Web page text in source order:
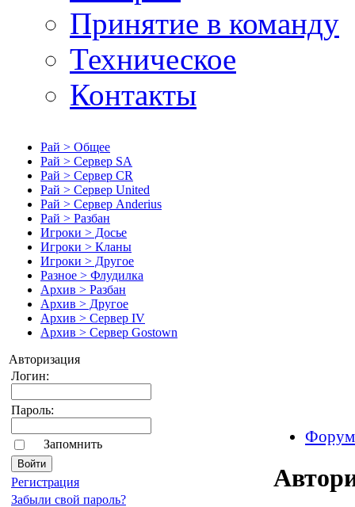
Принятие в команду
Техническое
Контакты
Рай > Общее
Рай > Сервер SA
Рай > Сервер CR
Рай > Сервер United
Рай > Сервер Anderius
Рай > Разбан
Игроки > Досье
Игроки > Кланы
Игроки > Другое
Разное > Флудилка
Архив > Разбан
Архив > Другое
Архив > Сервер IV
Архив > Сервер Gostown
Авторизация
Логин:
Пароль:
Запомнить
Pегиcтрaция
Забыли свой пароль?
Форум